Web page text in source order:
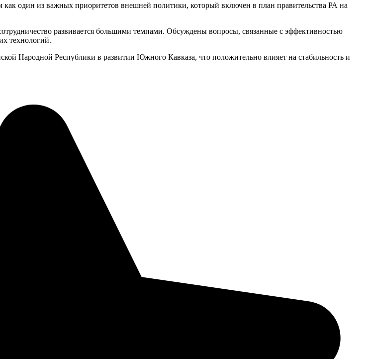
один из важных приоритетов внешней политики, который включен в план правительства РА на
развивается большими темпами. Обсуждены вопросы, связанные с эффективностью
технологий.
Народной Республики в развитии Южного Кавказа, что положительно влияет на стабильность и